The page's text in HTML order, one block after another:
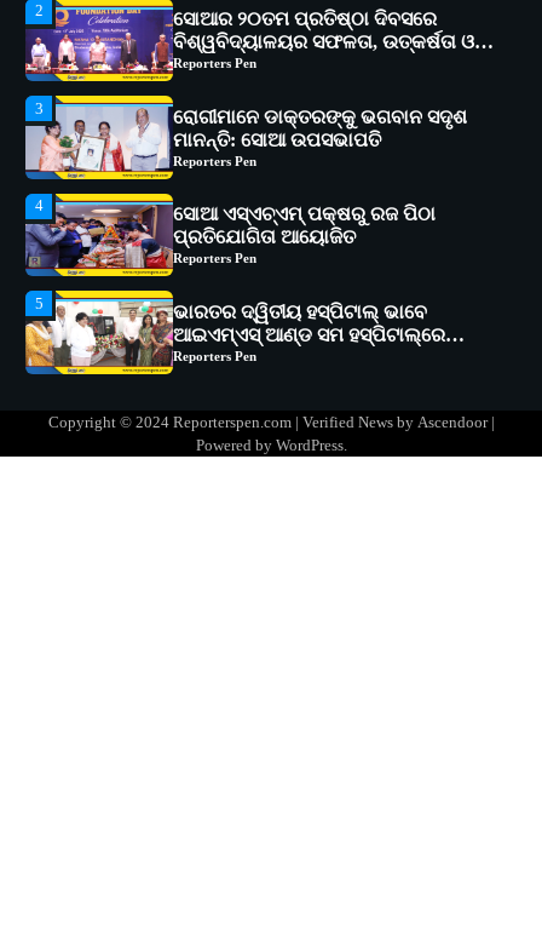
3
ରୋଗୀମାନେ ଡାକ୍ତରଙ୍କୁ ଭଗବାନ ସଦୃଶ
ମାନନ୍ତି: ସୋଆ ଉପସଭାପତି
Reporters Pen
4
ସୋଆ ଏସ୍‌ଏଚ୍‌ଏମ୍ ପକ୍ଷରୁ ରଜ ପିଠା
ପ୍ରତିଯୋଗିତା ଆୟୋଜିତ
Reporters Pen
5
ଭାରତର ଦ୍ୱିତୀୟ ହସ୍ପିଟାଲ୍ ଭାବେ
ଆଇଏମ୍‌ଏସ୍ ଆଣ୍ଡ ସମ ହସ୍ପିଟାଲ୍‌ରେ
ଅତ୍ୟାଧୁନିକ ଡିଜିସ୍କାନର ସ୍ଥାପନ
Reporters Pen
1
ସୋଆ ପକ୍ଷରୁ ରାୱେ କାର୍ଯ୍ୟକ୍ରମ ଅଧୀନରେ
୧୧ଟି ଗ୍ରାମରେ ୧୬ଟି କୃଷକ ପ୍ରଶିକ୍ଷଣ
କାର୍ଯ୍ୟକ୍ରମ ଆୟୋଜିତ
Reporters Pen
ବିଶ୍ୱବିଦ୍ୟାଳୟର ସଫଳତା, ଉତ୍କର୍ଷତା ଓ
ଅଗ୍ରଗତିର ସ୍ମୃତିଚାରଣ
Reporters Pen
Copyright © 2024 Reporterspen.com | Verified News by Ascendoor|
Powered by WordPress.